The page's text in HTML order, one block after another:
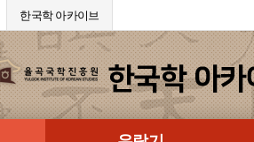
한국학 아카이브